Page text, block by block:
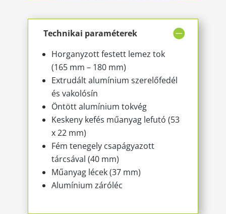
Technikai paraméterek
Horganyzott festett lemez tok
(165 mm – 180 mm)
Extrudált alumínium szerelőfedél
és vakolósín
Öntött alumínium tokvég
Keskeny kefés műanyag lefutó (53
x 22 mm)
Fém tenegely csapágyazott
tárcsával (40 mm)
Műanyag lécek (37 mm)
Alumínium záróléc